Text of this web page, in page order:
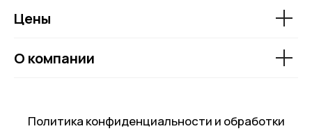
Цены
О компании